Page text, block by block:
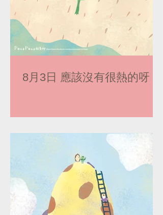
8月3日 應該沒有很熱的呀